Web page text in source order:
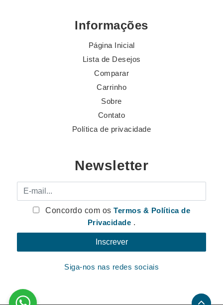
Informações
Página Inicial
Lista de Desejos
Comparar
Carrinho
Sobre
Contato
Política de privacidade
Newsletter
E-mail
Concordo com osTermos & Política de
Privacidade .
Siga-nos nas redes sociais